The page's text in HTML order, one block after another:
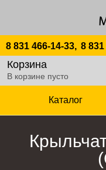
8 831 466-14-33, 8
Корзина
В корзине пусто
Каталог